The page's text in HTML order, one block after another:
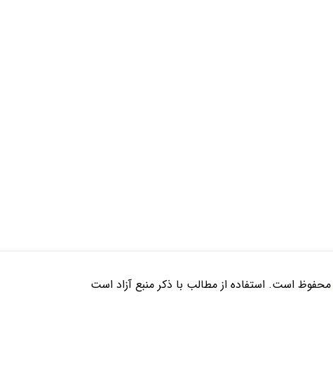
محفوظ است. استفاده از مطالب با ذکر منبع آزاد است